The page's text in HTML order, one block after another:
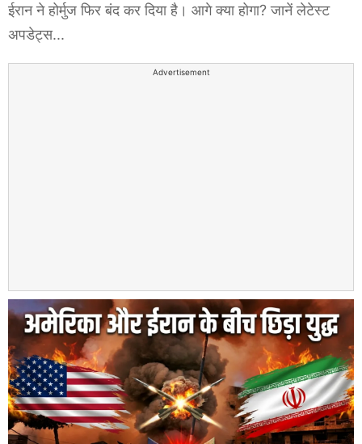
ईरान ने होर्मुज फिर बंद कर दिया है। आगे क्या होगा? जानें लेटेस्ट
अपडेट्स...
Advertisement